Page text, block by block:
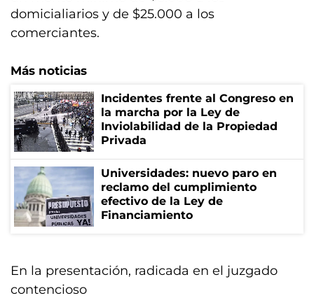
domicialiarios y de $25.000 a los
comerciantes.
Más noticias
Incidentes frente al Congreso en
la marcha por la Ley de
Inviolabilidad de la Propiedad
Privada
Universidades: nuevo paro en
reclamo del cumplimiento
efectivo de la Ley de
Financiamiento
En la presentación, radicada en el juzgado
contencioso